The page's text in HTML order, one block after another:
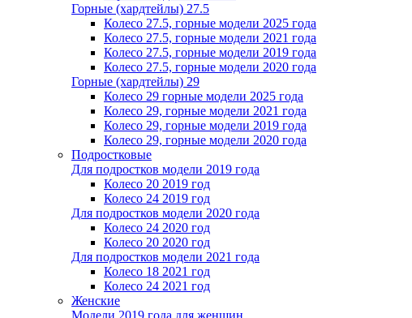
Горные (хардтейлы) 27.5
Колесо 27.5, горные модели 2025 года
Колесо 27.5, горные модели 2021 года
Колесо 27.5, горные модели 2019 года
Колесо 27.5, горные модели 2020 года
Горные (хардтейлы) 29
Колесо 29 горные модели 2025 года
Колесо 29, горные модели 2021 года
Колесо 29, горные модели 2019 года
Колесо 29, горные модели 2020 года
Подростковые
Для подростков модели 2019 года
Колесо 20 2019 год
Колесо 24 2019 год
Для подростков модели 2020 года
Колесо 24 2020 год
Колесо 20 2020 год
Для подростков модели 2021 года
Колесо 18 2021 год
Колесо 24 2021 год
Женскиe
Модели 2019 года для женщин